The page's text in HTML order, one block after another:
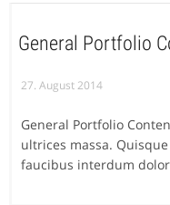
General Portfolio
27. August 2014
General Portfolio
ultrices massa.
faucibus interdum